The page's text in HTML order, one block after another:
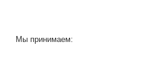
Мы принимаем: